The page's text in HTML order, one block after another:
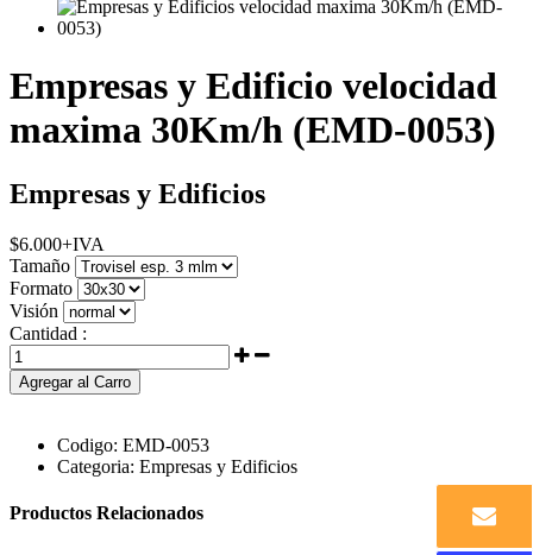
Empresas y Edificio velocidad
maxima 30Km/h (EMD-0053)
Empresas y Edificios
$6.000+IVA
Tamaño
Formato
Visión
Cantidad :
Agregar al Carro
Codigo: EMD-0053
Categoria: Empresas y Edificios
Productos Relacionados